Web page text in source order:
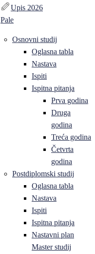
Upis 2026
Pale
Osnovni studij
Oglasna tabla
Nastava
Ispiti
Ispitna pitanja
Prva godina
Druga
godina
Treća godina
Četvrta
godina
Postdiplomski studij
Oglasna tabla
Nastava
Ispiti
Ispitna pitanja
Nastavni plan
Master studij